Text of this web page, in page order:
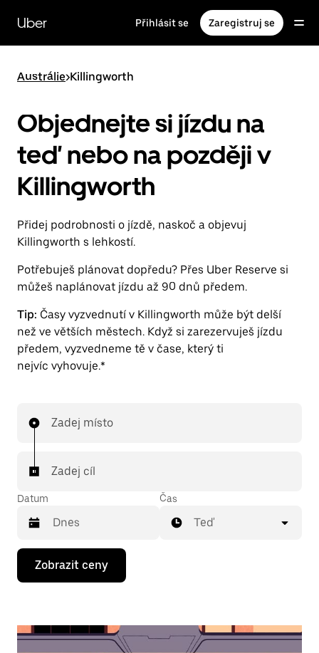
hlavní
obsah
Uber Přihlásit se Zaregistruj se
Austrálie>Killingworth
Objednejte si jízdu na
teď nebo na později v
Killingworth
Přidej podrobnosti o jízdě, naskoč a objevuj
Killingworth s lehkostí.
Potřebuješ plánovat dopředu? Přes Uber Reserve si
můžeš naplánovat jízdu až 90 dnů předem.
Tip: Časy vyzvednutí v Killingworth může být delší
než ve větších městech. Když si zarezervuješ jízdu
předem, vyzvedneme tě v čase, který ti
nejvíc vyhovuje.*
Zadej místo
Zadej cíl
Datum
Stisknutím
klávesy
se
kalendář
Čas
Teď
Zobrazit ceny